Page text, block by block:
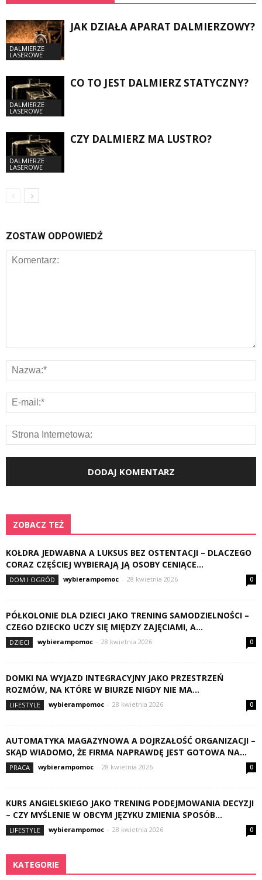
DALMIERZE
LASEROWE
JAK DZIAŁA APARAT DALMIERZOWY?
DALMIERZE
LASEROWE
CO TO JEST DALMIERZ STATYCZNY?
DALMIERZE
LASEROWE
CZY DALMIERZ MA LUSTRO?
ZOSTAW ODPOWIEDŹ
ZOBACZ TEŻ
KOŁDRA JEDWABNA A LUKSUS BEZ OSTENTACJI – DLACZEGO
CORAZ CZĘŚCIEJ WYBIERAJĄ JĄ OSOBY CENIĄCE...
DOM I OGRÓD wybierampomoc - 28 kwietnia 2026 0
PÓŁKOLONIE DLA DZIECI JAKO TRENING SAMODZIELNOŚCI –
CZEGO DZIECKO UCZY SIĘ MIĘDZY ZAJĘCIAMI, A...
DZIECI wybierampomoc - 28 kwietnia 2026 0
DOMKI NA WYJAZD INTEGRACYJNY JAKO PRZESTRZEŃ
ROZMÓW, NA KTÓRE W BIURZE NIGDY NIE MA...
LIFESTYLE wybierampomoc - 28 kwietnia 2026 0
AUTOMATYKA MAGAZYNOWA A DOJRZAŁOŚĆ ORGANIZACJI –
SKĄD WIADOMO, ŻE FIRMA NAPRAWDĘ JEST GOTOWA NA...
PRACA wybierampomoc - 28 kwietnia 2026 0
KURS ANGIELSKIEGO JAKO TRENING PODEJMOWANIA DECYZJI
– CZY MYŚLENIE W OBCYM JĘZYKU ZMIENIA SPOSÓB...
LIFESTYLE wybierampomoc - 28 kwietnia 2026 0
KATEGORIE